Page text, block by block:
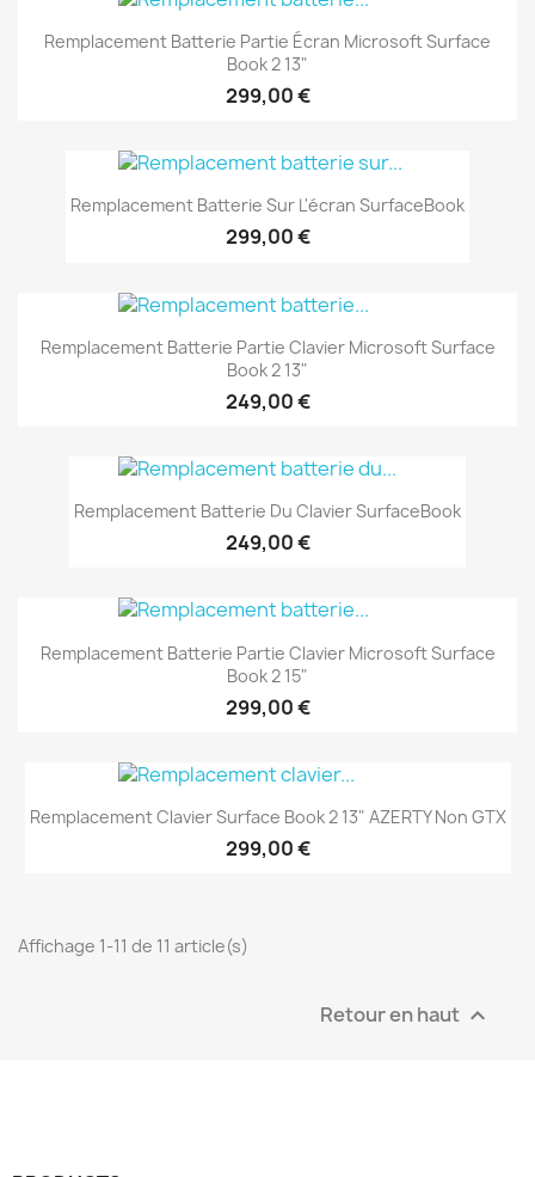
Remplacement Batterie Partie Écran Microsoft Surface
Book 2 13"
299,00 €
Remplacement Batterie Sur L'écran SurfaceBook
299,00 €
Remplacement Batterie Partie Clavier Microsoft Surface
Book 2 13"
249,00 €
Remplacement Batterie Du Clavier SurfaceBook
249,00 €
Remplacement Batterie Partie Clavier Microsoft Surface
Book 2 15"
299,00 €
Remplacement Clavier Surface Book 2 13" AZERTY Non GTX
299,00 €
Affichage 1-11 de 11 article(s)
Retour en haut 